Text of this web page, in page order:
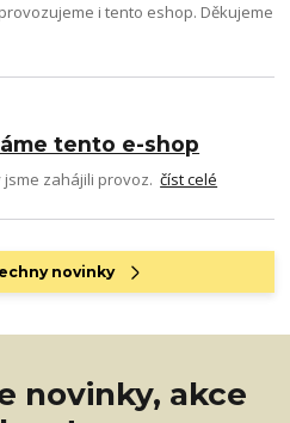
i tento eshop. Děkujeme
tento e-shop
jsme zahájili provoz.číst celé
novinky
novinky, akce